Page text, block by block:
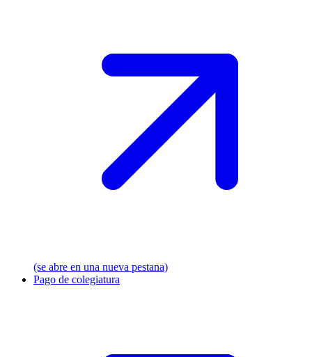
(se abre en una nueva pestana)
Pago de colegiatura